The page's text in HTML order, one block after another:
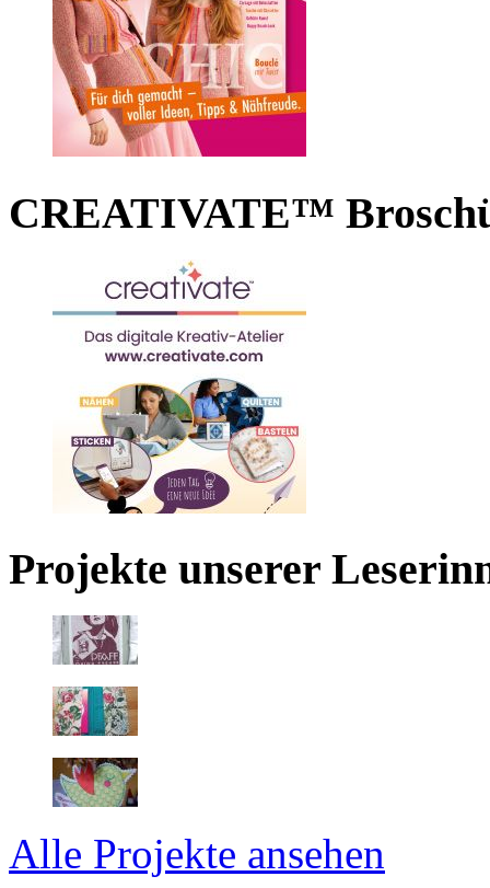
CREATIVATE™
Projekte unserer
Alle Projekte ansehen